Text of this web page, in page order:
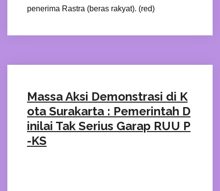
penerima Rastra (beras rakyat). (red)
Massa Aksi Demonstrasi di K
ota Surakarta : Pemerintah D
inilai Tak Serius Garap RUU P
-KS